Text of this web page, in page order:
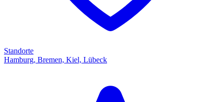
Standorte
Hamburg, Bremen, Kiel, Lübeck